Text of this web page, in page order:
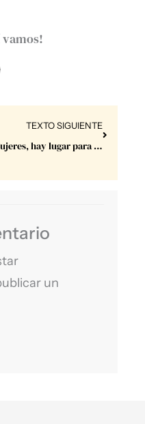
TEXTO SIGUIENTE
Mujeres, hay lugar para todas.
Next
un